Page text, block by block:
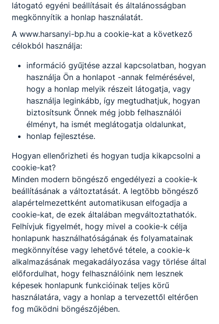
Logisztikai és Kereskedelmi Technikum és
Szakképző Iskola
látogató egyéni beállításait és általánosságban
megkönnyítik a honlap használatát.
A www.harsanyi-bp.hu a cookie-kat a következő
célokból használja:
információ gyűjtése azzal kapcsolatban, hogyan
használja Ön a honlapot -annak felmérésével,
hogy a honlap melyik részeit látogatja, vagy
használja leginkább, így megtudhatjuk, hogyan
biztosítsunk Önnek még jobb felhasználói
élményt, ha ismét meglátogatja oldalunkat,
honlap fejlesztése.
Hogyan ellenőrizheti és hogyan tudja kikapcsolni a
cookie-kat?
Minden modern böngésző engedélyezi a cookie-k
beállításának a változtatását. A legtöbb böngésző
alapértelmezettként automatikusan elfogadja a
cookie-kat, de ezek általában megváltoztathatók.
Felhívjuk figyelmét, hogy mivel a cookie-k célja
honlapunk használhatóságának és folyamatainak
megkönnyítése vagy lehetővé tétele, a cookie-k
alkalmazásának megakadályozása vagy törlése által
előfordulhat, hogy felhasználóink nem lesznek
képesek honlapunk funkcióinak teljes körű
használatára, vagy a honlap a tervezettől eltérően
fog működni böngészőjében.